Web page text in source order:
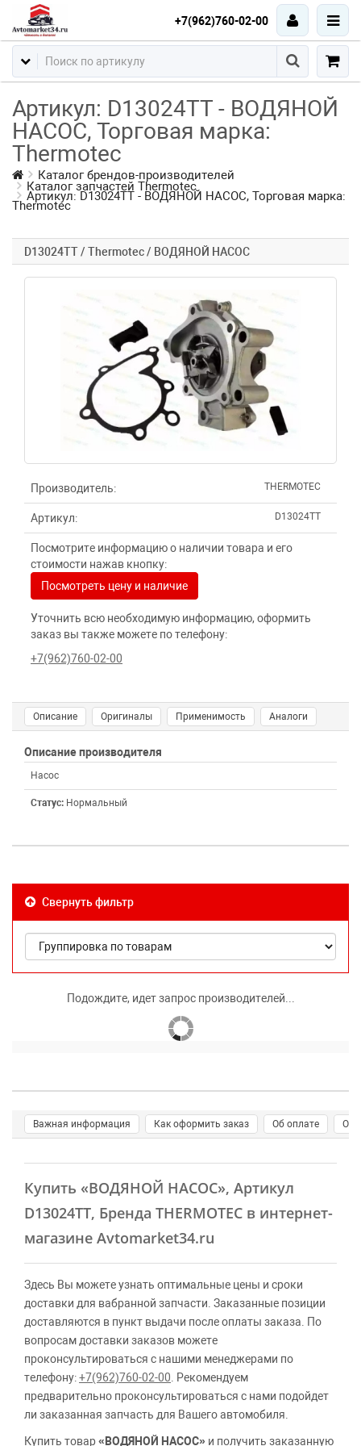
+7(962)760-02-00
Артикул: D13024TT - ВОДЯНОЙ
НАСОС, Торговая марка:
Thermotec
Каталог брендов-производителей
Каталог запчастей Thermotec
Артикул: D13024TT - ВОДЯНОЙ НАСОС, Торговая марка:
Thermotec
D13024TT / Thermotec / ВОДЯНОЙ НАСОС
Производитель: THERMOTEC
Артикул: D13024TT
Посмотрите информацию о наличии товара и его
стоимости нажав кнопку:
Посмотреть цену и наличие
Уточнить всю необходимую информацию, оформить
заказ вы также можете по телефону:
+7(962)760-02-00
Описание Оригиналы Применимость Аналоги
Описание производителя
Насос
Статус: Нормальный
Свернуть фильтр
Подождите, идет запрос производителей...
Важная информация Как оформить заказ Об оплате О
Купить «ВОДЯНОЙ НАСОС», Артикул
D13024TT, Бренда THERMOTEC в интернет-
магазине Avtomarket34.ru
Здесь Вы можете узнать оптимальные цены и сроки
доставки для вабранной запчасти. Заказанные позиции
доставляются в пункт выдачи после оплаты заказа. По
вопросам доставки заказов можете
проконсультироваться с нашими менеджерами по
телефону:+7(962)760-02-00 . Рекомендуем
предварительно проконсультироваться с нами подойдет
ли заказанная запчасть для Вашего автомобиля.
Купить товар«ВОДЯНОЙ НАСОС» и получить заказанную